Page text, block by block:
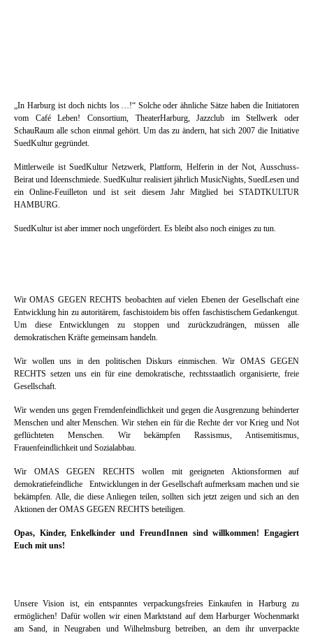
„In Harburg ist doch nichts los …!“ Solche oder ähnliche Sätze haben die Initiatoren
vom Café Leben! Consortium, TheaterHarburg, Jazzclub im Stellwerk oder
SchauRaum alle schon einmal gehört. Um das zu ändern, hat sich 2007 die Initiative
SuedKultur gegründet.
Mittlerweile ist SuedKultur Netzwerk, Plattform, Helferin in der Not, Ausschuss-
Beirat und Ideenschmiede. SuedKultur realisiert jährlich MusicNights, SuedLesen und
ein Online-Feuilleton und ist seit diesem Jahr Mitglied bei STADTKULTUR
HAMBURG.
SuedKultur ist aber immer noch ungefördert. Es bleibt also noch einiges zu tun.
Wir OMAS GEGEN RECHTS beobachten auf vielen Ebenen der Gesellschaft eine
Entwicklung hin zu autoritärem, faschistoidem bis offen faschistischem Gedankengut.
Um diese Entwicklungen zu stoppen und zurückzudrängen, müssen alle
demokratischen Kräfte gemeinsam handeln.
Wir wollen uns in den politischen Diskurs einmischen. Wir OMAS GEGEN
RECHTS setzen uns ein für eine demokratische, rechtsstaatlich organisierte, freie
Gesellschaft.
Wir wenden uns gegen Fremdenfeindlichkeit und gegen die Ausgrenzung behinderter
Menschen und alter Menschen. Wir stehen ein für die Rechte der vor Krieg und Not
geflüchteten Menschen. Wir bekämpfen Rassismus, Antisemitismus,
Frauenfeindlichkeit und Sozialabbau.
Wir OMAS GEGEN RECHTS wollen mit geeigneten Aktionsformen auf
demokratiefeindliche Entwicklungen in der Gesellschaft aufmerksam machen und sie
bekämpfen. Alle, die diese Anliegen teilen, sollten sich jetzt zeigen und sich an den
Aktionen der OMAS GEGEN RECHTS beteiligen.
Opas, Kinder, Enkelkinder und FreundInnen sind willkommen! Engagiert
Euch mit uns!
Unsere Vision ist, ein entspanntes verpackungsfreies Einkaufen in Harburg zu
ermöglichen! Dafür wollen wir einen Marktstand auf dem Harburger Wochenmarkt
am Sand, in Neugraben und Wilhelmsburg betreiben, an dem ihr unverpackte